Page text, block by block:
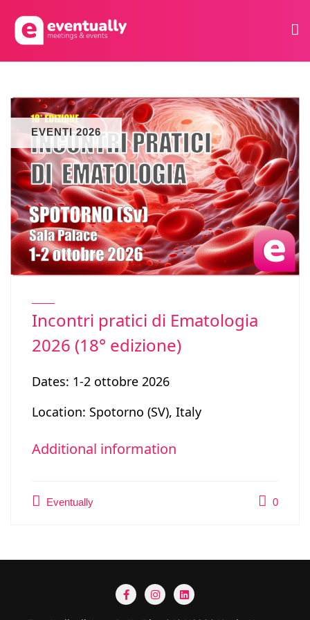
EVENTI 2026
Incontri pratici di Ematologia
2026 (18° edizione)
Dates: 1-2 ottobre 2026
Location: Spotorno (SV), Italy
Additional information
Eventually 0